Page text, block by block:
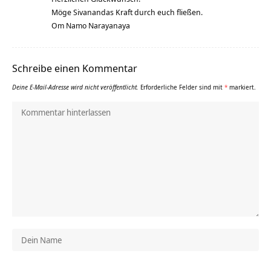
Möge Sivanandas Kraft durch euch fließen.
Om Namo Narayanaya
Schreibe einen Kommentar
Deine E-Mail-Adresse wird nicht veröffentlicht. Erforderliche Felder sind mit * markiert.